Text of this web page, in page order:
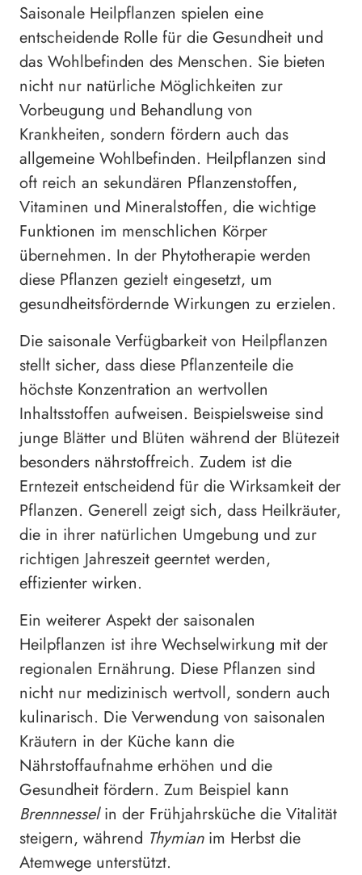
Saisonale Heilpflanzen spielen eine
entscheidende Rolle für die Gesundheit und
das Wohlbefinden des Menschen. Sie bieten
nicht nur natürliche Möglichkeiten zur
Vorbeugung und Behandlung von
Krankheiten, sondern fördern auch das
allgemeine Wohlbefinden. Heilpflanzen sind
oft reich an sekundären Pflanzenstoffen,
Vitaminen und Mineralstoffen, die wichtige
Funktionen im menschlichen Körper
übernehmen. In der Phytotherapie werden
diese Pflanzen gezielt eingesetzt, um
gesundheitsfördernde Wirkungen zu erzielen.
Die saisonale Verfügbarkeit von Heilpflanzen
stellt sicher, dass diese Pflanzenteile die
höchste Konzentration an wertvollen
Inhaltsstoffen aufweisen. Beispielsweise sind
junge Blätter und Blüten während der Blütezeit
besonders nährstoffreich. Zudem ist die
Erntezeit entscheidend für die Wirksamkeit der
Pflanzen. Generell zeigt sich, dass Heilkräuter,
die in ihrer natürlichen Umgebung und zur
richtigen Jahreszeit geerntet werden,
effizienter wirken.
Ein weiterer Aspekt der saisonalen
Heilpflanzen ist ihre Wechselwirkung mit der
regionalen Ernährung. Diese Pflanzen sind
nicht nur medizinisch wertvoll, sondern auch
kulinarisch. Die Verwendung von saisonalen
Kräutern in der Küche kann die
Nährstoffaufnahme erhöhen und die
Gesundheit fördern. Zum Beispiel kann
Brennnesselin der Frühjahrsküche die Vitalität
steigern, während Thymianim Herbst die
Atemwege unterstützt.